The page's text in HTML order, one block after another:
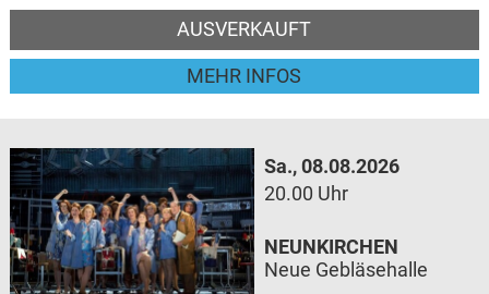
AUSVERKAUFT
MEHR INFOS
Sa., 08.08.2026
20.00 Uhr
NEUNKIRCHEN
Neue Gebläsehalle